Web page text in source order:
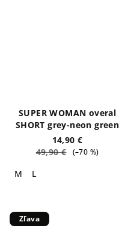
SUPER WOMAN overal
SHORT grey-neon green
14,90 €
49,90 €
(–70 %)
M L
Zľava